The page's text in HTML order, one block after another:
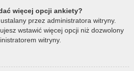
więcej opcji ankiety?
przez administratora witryny.
wstawić więcej opcji niż dozwolony
witryny.